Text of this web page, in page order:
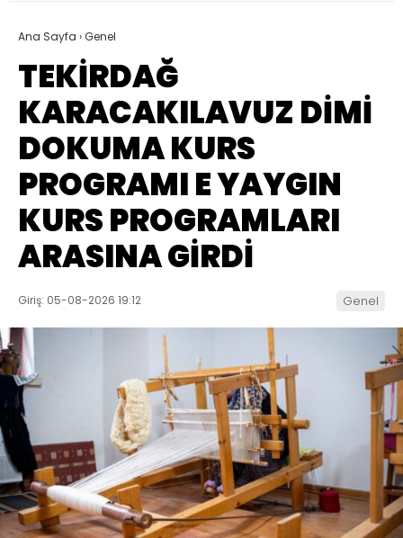
Ana Sayfa ›Genel
TEKİRDAĞ
KARACAKILAVUZ DİMİ
DOKUMA KURS
PROGRAMI E YAYGIN
KURS PROGRAMLARI
ARASINA GİRDİ
Giriş: 05-08-2026 19:12 Genel